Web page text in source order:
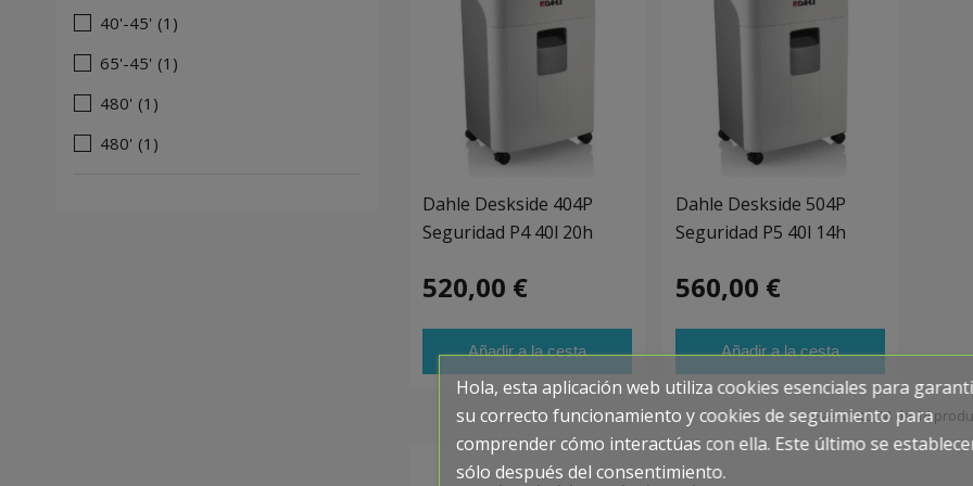
40'-45' (1)
65'-45' (1)
480' (1)
480' (1)
Dahle Deskside 404P
Seguridad P4 40l 20h
520,00 €
Añadir a la cesta
Dahle Deskside 504P
Seguridad P5 40l 14h
560,00 €
Añadir a la cesta
Has visto 14 de 14
Hola, esta aplicación web utiliza cookies esenciales para
su correcto funcionamiento y cookies de seguimiento para
comprender cómo interactúas con ella. Este último se
sólo después del consentimiento.